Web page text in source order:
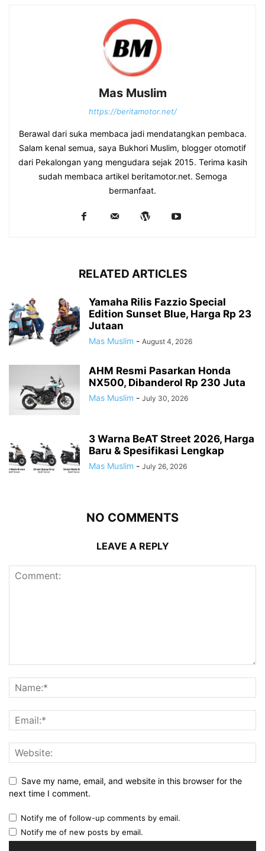
Mas Muslim
https://beritamotor.net/
Berawal dari suka membaca jadi mendatangkan pembaca.
Salam kenal semua, saya Bukhori Muslim, blogger otomotif
dari Pekalongan yang mengudara sejak 2015. Terima kasih
sudah membaca artikel beritamotor.net. Semoga
bermanfaat.
RELATED ARTICLES
Yamaha Rilis Fazzio Special
Edition Sunset Blue, Harga Rp 23
Jutaan
Mas Muslim - August 4, 2026
AHM Resmi Pasarkan Honda
NX500, Dibanderol Rp 230 Juta
Mas Muslim - July 30, 2026
3 Warna BeAT Street 2026, Harga
Baru & Spesifikasi Lengkap
Mas Muslim - July 26, 2026
NO COMMENTS
LEAVE A REPLY
Save my name, email, and website in this browser for the
next time I comment.
Notify me of follow-up comments by email.
Notify me of new posts by email.